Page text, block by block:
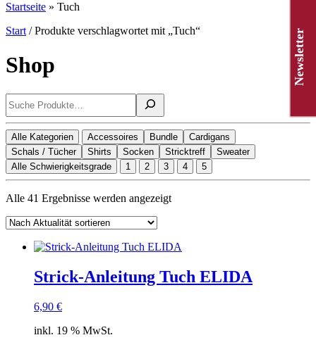
Startseite » Tuch
Start / Produkte verschlagwortet mit „Tuch“
Shop
Suchen
Alle Kategorien Accessoires Bundle
Cardigans
Schals / Tücher
Shirts Socken Stricktreff
Sweater
Alle Schwierigkeitsgrade
1 2 3 4 5
Alle 41 Ergebnisse werden angezeigtNach
Strick-Anleitung Tuch ELIDA
6,90 €
inkl. 19 % MwSt.
Newsletter